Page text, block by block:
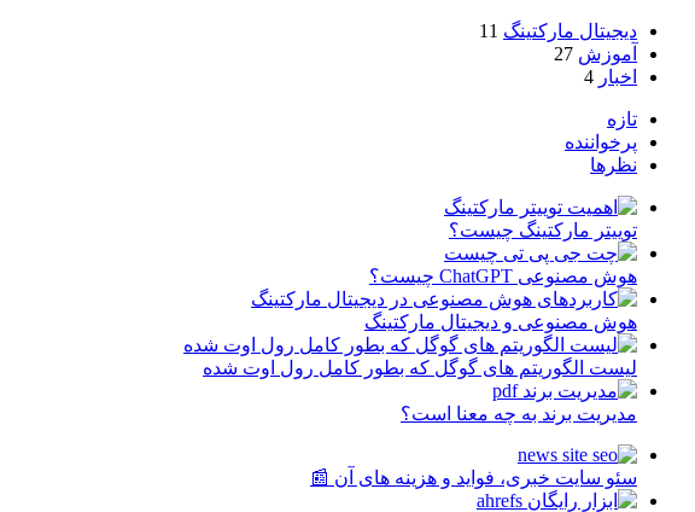
دیجیتال مارکتینگ 11
آموزش 27
اخبار 4
تازه
پرخواننده
نظرها
توییتر مارکتینگ چیست؟
هوش مصنوعی ChatGPT چیست؟
هوش مصنوعی و دیجیتال مارکتینگ
لیست الگوریتم های گوگل که بطور کامل رول اوت شده
مدیریت برند به چه معنا است؟
سئو سایت خبری، فواید و هزینه های آن 📰